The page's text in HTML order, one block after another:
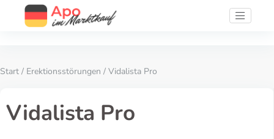
Start / Erektionsstörungen / Vidalista Pro
Vidalista Pro